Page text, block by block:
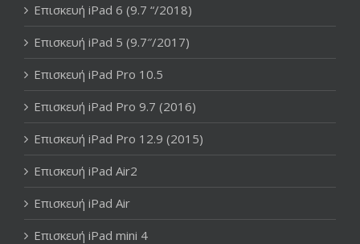
Επισκευή iPad 6 (9.7 “/2018)
Επισκευή iPad 5 (9.7″/2017)
Επισκευή iPad Pro 10.5
Επισκευή iPad Pro 9.7 (2016)
Επισκευή iPad Pro 12.9 (2015)
Επισκευή iPad Air2
Επισκευή iPad Air
Επισκευή iPad mini 4